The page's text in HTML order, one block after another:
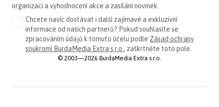
organizaci a vyhodnocení akce a zasílání novinek.
Chcete navíc dostávat i další zajímavé a exkluzivní
informace od našich partnerů? Pokud souhlasíte se
zpracováním údajů k tomuto účelu podle Zásad ochrany
soukromí BurdaMedia Extra s.r.o. , zaškrtněte toto pole.
© 2003—2026 BurdaMedia Extra s.r.o.